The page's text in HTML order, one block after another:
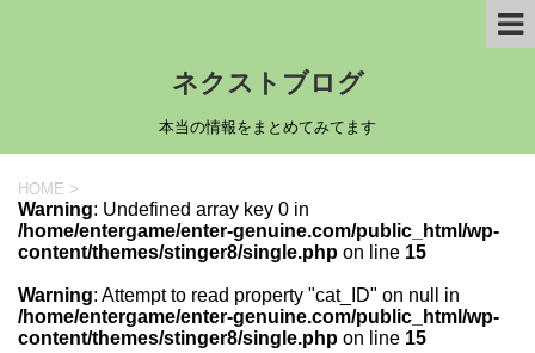
ネクストブログ
本当の情報をまとめてみてます
HOME >
Warning: Undefined array key 0 in
/home/entergame/enter-genuine.com/public_html/wp-
content/themes/stinger8/single.php on line 15
Warning: Attempt to read property "cat_ID" on null in
/home/entergame/enter-genuine.com/public_html/wp-
content/themes/stinger8/single.php on line 15